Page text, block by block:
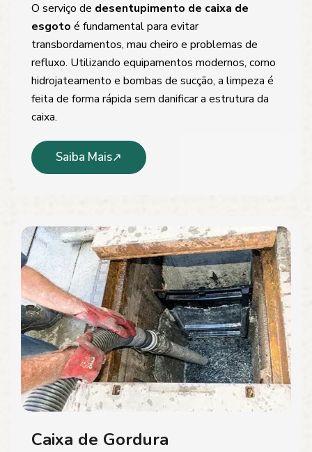
O serviço de desentupimento de caixa de
esgoto é fundamental para evitar
transbordamentos, mau cheiro e problemas de
refluxo. Utilizando equipamentos modernos, como
hidrojateamento e bombas de sucção, a limpeza é
feita de forma rápida sem danificar a estrutura da
caixa.
Saiba Mais
Caixa de Gordura